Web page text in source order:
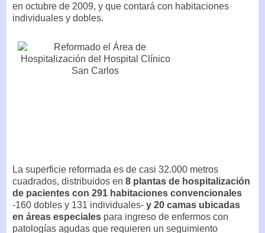
en octubre de 2009, y que contará con habitaciones
individuales y dobles.
La superficie reformada es de casi 32.000 metros
cuadrados, distribuidos en 8 plantas de hospitalización
de pacientes con 291 habitaciones convencionales
-160 dobles y 131 individuales- y 20 camas ubicadas
en áreas especiales para ingreso de enfermos con
patologías agudas que requieren un seguimiento